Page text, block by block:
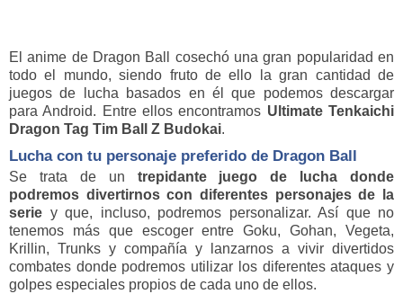
El anime de Dragon Ball cosechó una gran popularidad en
todo el mundo, siendo fruto de ello la gran cantidad de
juegos de lucha basados en él que podemos descargar
para Android. Entre ellos encontramos Ultimate Tenkaichi
Dragon Tag Tim Ball Z Budokai.
Lucha con tu personaje preferido de Dragon Ball
Se trata de un trepidante juego de lucha donde
podremos divertirnos con diferentes personajes de la
serie y que, incluso, podremos personalizar. Así que no
tenemos más que escoger entre Goku, Gohan, Vegeta,
Krillin, Trunks y compañía y lanzarnos a vivir divertidos
combates donde podremos utilizar los diferentes ataques y
golpes especiales propios de cada uno de ellos.